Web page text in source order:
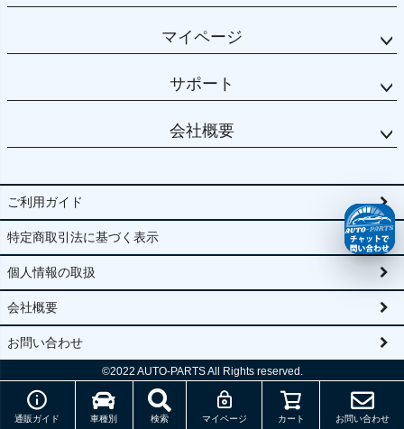
通販ガイド 車種別 検索 マイページ カート お問い合わせ
マイページ
サポート
会社概要
ご利用ガイド
特定商取引法に基づく表示
個人情報の取扱
会社概要
お問い合わせ
©2022 AUTO-PARTS All Rights reserved.